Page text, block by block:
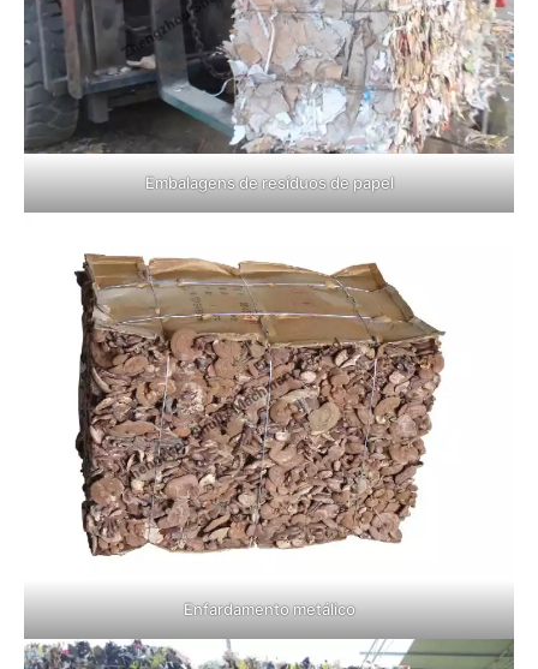
Embalagens de resíduos de papel
Enfardamento metálico